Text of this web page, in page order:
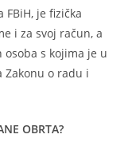
je fizička
i za svoj račun, a
s kojima je u
Zakonu o radu i
OBRTA?